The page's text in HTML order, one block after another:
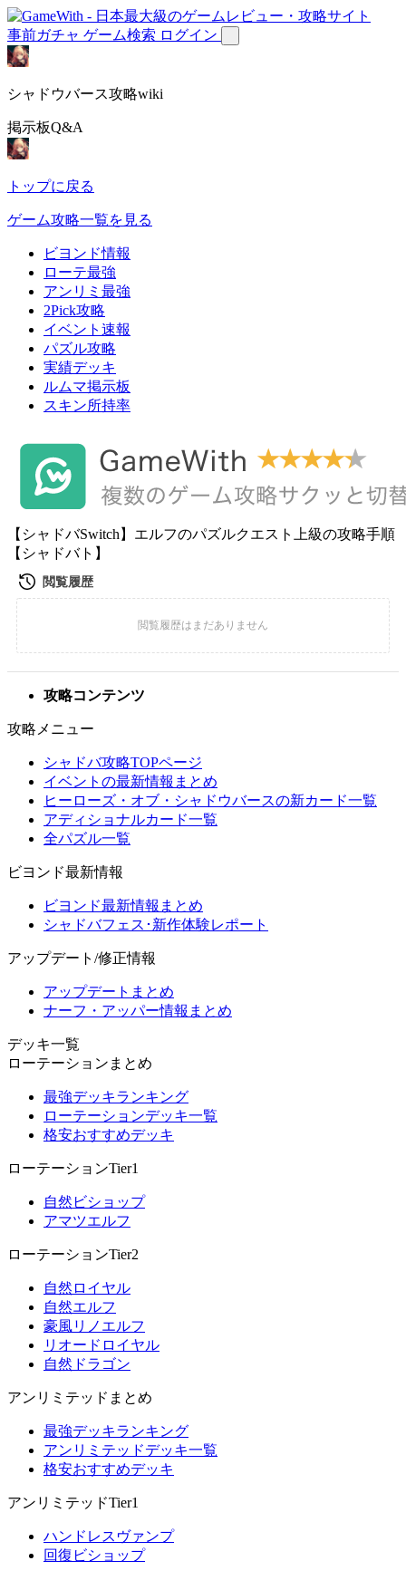
事前ガチャ ゲーム検索 ログイン
シャドウバース攻略wiki
掲示板Q&A
トップに戻る
ゲーム攻略一覧を見る
ビヨンド情報
ローテ最強
アンリミ最強
2Pick攻略
イベント速報
パズル攻略
実績デッキ
ルムマ掲示板
スキン所持率
【シャドバSwitch】エルフのパズルクエスト上級の攻略手順
【シャドバト】
攻略コンテンツ
攻略メニュー
シャドバ攻略TOPページ
イベントの最新情報まとめ
ヒーローズ・オブ・シャドウバースの新カード一覧
アディショナルカード一覧
全パズル一覧
ビヨンド最新情報
ビヨンド最新情報まとめ
シャドバフェス･新作体験レポート
アップデート/修正情報
アップデートまとめ
ナーフ・アッパー情報まとめ
デッキ一覧
ローテーションまとめ
最強デッキランキング
ローテーションデッキ一覧
格安おすすめデッキ
ローテーションTier1
自然ビショップ
アマツエルフ
ローテーションTier2
自然ロイヤル
自然エルフ
豪風リノエルフ
リオードロイヤル
自然ドラゴン
アンリミテッドまとめ
最強デッキランキング
アンリミテッドデッキ一覧
格安おすすめデッキ
アンリミテッドTier1
ハンドレスヴァンプ
回復ビショップ